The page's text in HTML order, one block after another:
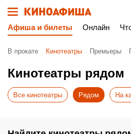
Афиша и билеты Онлайн
В прокате Кинотеатры Премьеры
Кинотеатры рядом
Все кинотеатры Рядом На